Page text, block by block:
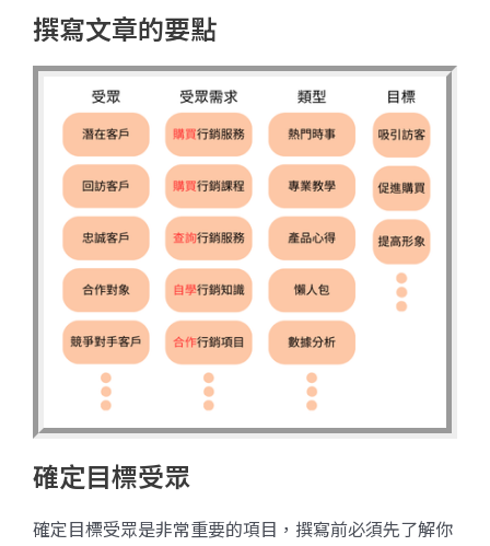
撰寫文章的要點
確定目標受眾
確定目標受眾是非常重要的項目，撰寫前必須先了解你